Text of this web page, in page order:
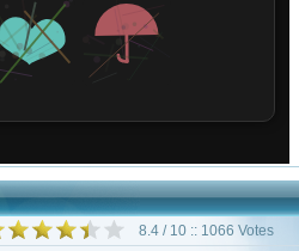
8.4 / 10 :: 1066 Votes